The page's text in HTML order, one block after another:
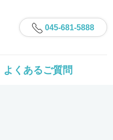
045-681-5888
よくあるご質問